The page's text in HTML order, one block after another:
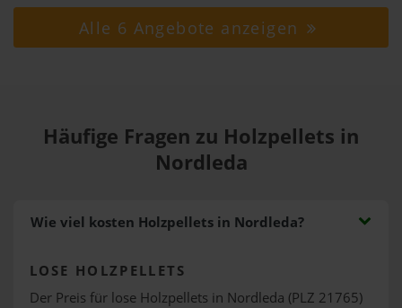
Alle 6 Angebote anzeigen
Häufige Fragen zu Holzpellets in
Nordleda
Wie viel kosten Holzpellets in Nordleda?
LOSE HOLZPELLETS
Der Preis für lose Holzpellets in Nordleda (PLZ 21765)